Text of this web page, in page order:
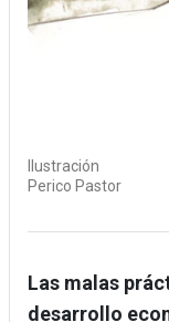
Ilustración
Perico Pastor
Las malas
desarrollo